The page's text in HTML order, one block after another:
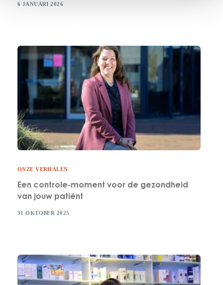
6 JANUARI 2026
ONZE VERHALEN
Een controle-moment voor de gezondheid
van jouw patiënt
31 OKTOBER 2025